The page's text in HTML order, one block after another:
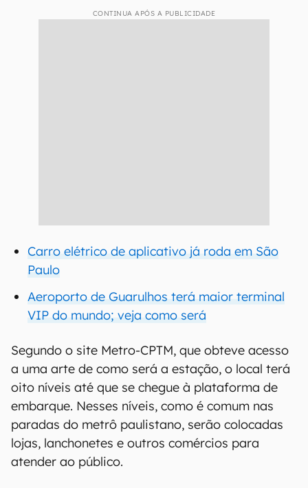
CONTINUA APÓS A PUBLICIDADE
Carro elétrico de aplicativo já roda em São
Paulo
Aeroporto de Guarulhos terá maior terminal
VIP do mundo; veja como será
Segundo o site Metro-CPTM, que obteve acesso
a uma arte de como será a estação, o local terá
oito níveis até que se chegue à plataforma de
embarque. Nesses níveis, como é comum nas
paradas do metrô paulistano, serão colocadas
lojas, lanchonetes e outros comércios para
atender ao público.